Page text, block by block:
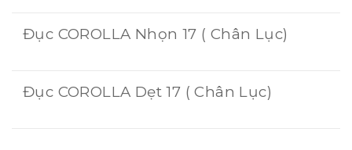
Đục COROLLA Nhọn 17 ( Chân Lục)
Đục COROLLA Dẹt 17 ( Chân Lục)